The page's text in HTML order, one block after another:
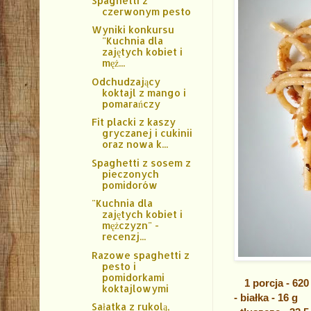
1 porcja -
- białka - 16 g
czerwonym pesto
Wyniki konkursu
"Kuchnia dla
zajętych kobiet i
męż...
Odchudzający
koktajl z mango i
pomarańczy
Fit placki z kaszy
gryczanej i cukinii
oraz nowa k...
Spaghetti z sosem z
pieczonych
pomidorów
"Kuchnia dla
zajętych kobiet i
mężczyzn" -
recenzj...
Razowe spaghetti z
pesto i
pomidorkami
koktajlowymi
Sałatka z rukolą,